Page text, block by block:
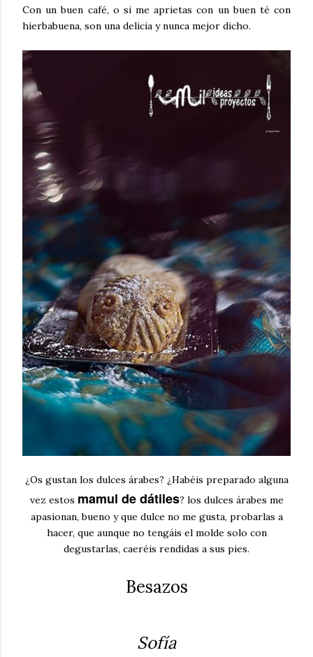
Con un buen café, o si me aprietas con un buen té con
hierbabuena, son una delicia y nunca mejor dicho.
¿Os gustan los dulces árabes? ¿Habéis preparado alguna
vez estos mamul de dátiles? los dulces árabes me
apasionan, bueno y que dulce no me gusta, probarlas a
hacer, que aunque no tengáis el molde solo con
degustarlas, caeréis rendidas a sus pies.
Besazos
Sofía